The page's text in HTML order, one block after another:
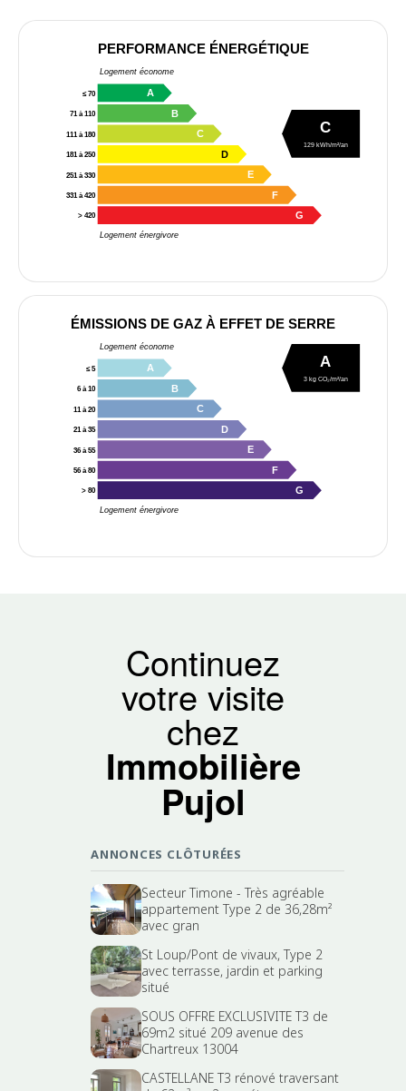
PERFORMANCE ÉNERGÉTIQUE
Logement économe
Logement énergivore
≤ 70 A
71 à 110 B
111 à 180 C
181 à 250 D
251 à 330 E
331 à 420 F
> 420 G
C
129 kWh/m²/an
ÉMISSIONS DE GAZ À EFFET DE SERRE
Logement économe
Logement énergivore
≤ 5 A
6 à 10 B
11 à 20 C
21 à 35 D
36 à 55 E
56 à 80 F
> 80 G
A
3 kg CO₂/m²/an
Continuez
votre visite
chez
Immobilière
Pujol
ANNONCES CLÔTURÉES
Secteur Timone - Très agréable
appartement Type 2 de 36,28m²
avec gran
St Loup/Pont de vivaux, Type 2
avec terrasse, jardin et parking
situé
SOUS OFFRE EXCLUSIVITE T3 de
69m2 situé 209 avenue des
Chartreux 13004
CASTELLANE T3 rénové traversant